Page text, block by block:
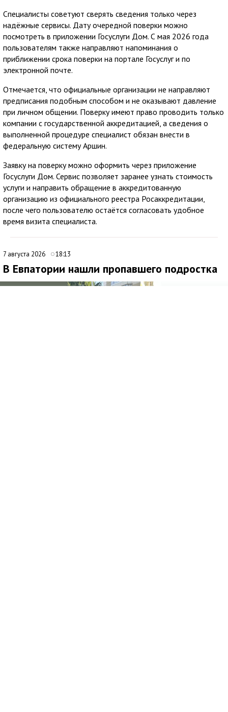
Специалисты советуют сверять сведения только через
надёжные сервисы. Дату очередной поверки можно
посмотреть в приложении Госуслуги Дом. С мая 2026 года
пользователям также направляют напоминания о
приближении срока поверки на портале Госуслуг и по
электронной почте.
Отмечается, что официальные организации не направляют
предписания подобным способом и не оказывают давление
при личном общении. Поверку имеют право проводить только
компании с государственной аккредитацией, а сведения о
выполненной процедуре специалист обязан внести в
федеральную систему Аршин.
Заявку на поверку можно оформить через приложение
Госуслуги Дом. Сервис позволяет заранее узнать стоимость
услуги и направить обращение в аккредитованную
организацию из официального реестра Росаккредитации,
после чего пользователю остаётся согласовать удобное
время визита специалиста.
7 августа 2026 18:13
В Евпатории нашли пропавшего подростка